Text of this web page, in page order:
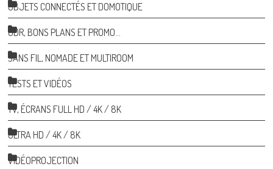
OBJETS CONNECTÉS ET DOMOTIQUE
ODR, BONS PLANS ET PROMO…
SANS FIL, NOMADE ET MULTIROOM
TESTS ET VIDÉOS
TV, ÉCRANS FULL HD / 4K / 8K
ULTRA HD / 4K / 8K
VIDÉOPROJECTION